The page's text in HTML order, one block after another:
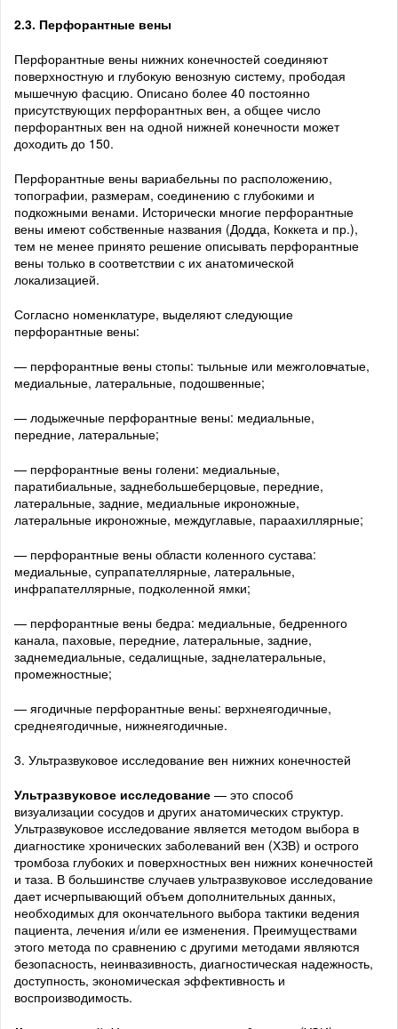
2.3. Перфорантные вены
Перфорантные вены нижних конечностей соединяют
поверхностную и глубокую венозную систему, прободая
мышечную фасцию. Описано более 40 постоянно
присутствующих перфорантных вен, а общее число
перфорантных вен на одной нижней конечности может
доходить до 150.
Перфорантные вены вариабельны по расположению,
топографии, размерам, соединению с глубокими и
подкожными венами. Исторически многие перфорантные
вены имеют собственные названия (Додда, Коккета и пр.),
тем не менее принято решение описывать перфорантные
вены только в соответствии с их анатомической
локализацией.
Согласно номенклатуре, выделяют следующие
перфорантные вены:
— перфорантные вены стопы: тыльные или межголовчатые,
медиальные, латеральные, подошвенные;
— лодыжечные перфорантные вены: медиальные,
передние, латеральные;
— перфорантные вены голени: медиальные,
паратибиальные, заднебольшеберцовые, передние,
латеральные, задние, медиальные икроножные,
латеральные икроножные, междуглавые, параахиллярные;
— перфорантные вены области коленного сустава:
медиальные, супрапателлярные, латеральные,
инфрапателлярные, подколенной ямки;
— перфорантные вены бедра: медиальные, бедренного
канала, паховые, передние, латеральные, задние,
заднемедиальные, седалищные, заднелатеральные,
промежностные;
— ягодичные перфорантные вены: верхнеягодичные,
среднеягодичные, нижнеягодичные.
3. Ультразвуковое исследование вен нижних конечностей
Ультразвуковое исследование — это способ
визуализации сосудов и других анатомических структур.
Ультразвуковое исследование является методом выбора в
диагностике хронических заболеваний вен (ХЗВ) и острого
тромбоза глубоких и поверхностных вен нижних конечностей
и таза. В большинстве случаев ультразвуковое исследование
дает исчерпывающий объем дополнительных данных,
необходимых для окончательного выбора тактики ведения
пациента, лечения и/или ее изменения. Преимуществами
этого метода по сравнению с другими методами являются
безопасность, неинвазивность, диагностическая надежность,
доступность, экономическая эффективность и
воспроизводимость.